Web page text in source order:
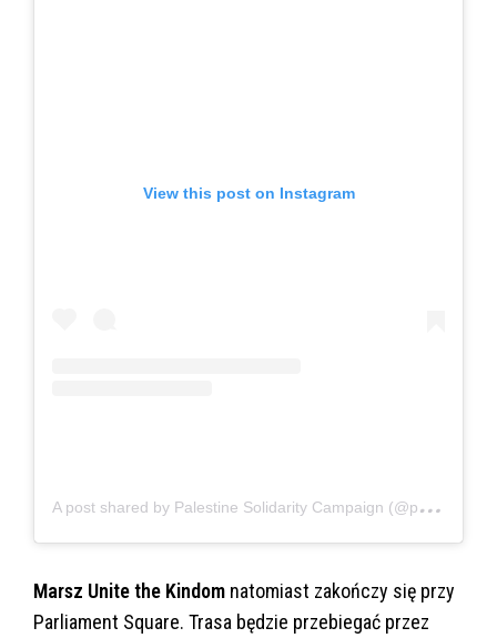
View this post on Instagram
A
post shared by Palestine Solidarity Campaign (@palestinesolidarityuk)
Marsz Unite the Kindom natomiast zakończy się przy
Parliament Square. Trasa będzie przebiegać przez